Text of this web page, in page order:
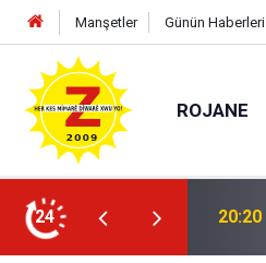
Manşetler Günün Haberleri
ROJANE
24 09:56